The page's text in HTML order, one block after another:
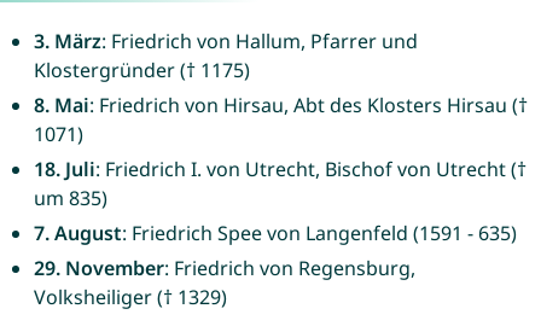
3. März: Friedrich von Hallum, Pfarrer und
Klostergründer († 1175)
8. Mai: Friedrich von Hirsau, Abt des Klosters Hirsau (†
1071)
18. Juli: Friedrich I. von Utrecht, Bischof von Utrecht (†
um 835)
7. August: Friedrich Spee von Langenfeld (1591 - 635)
29. November: Friedrich von Regensburg,
Volksheiliger († 1329)